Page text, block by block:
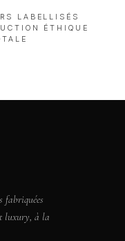
LABELLISÉS
ÉTHIQUE
fabriquées
luxury, à la